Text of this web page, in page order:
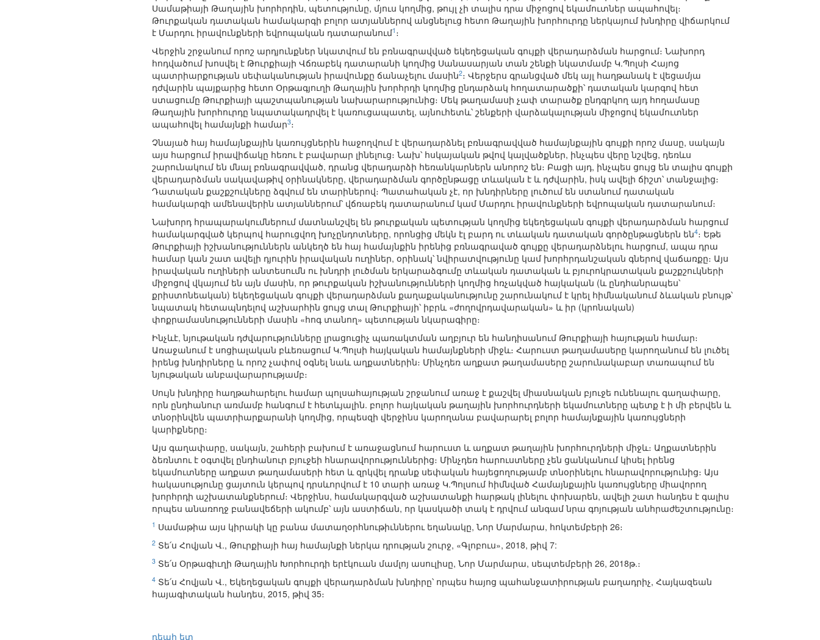
Սամաթիայի Թաղային խորհրդին, պետությունը, մյուս կողմից, թույլ չի տալիս դրա միջոցով եկամուտներ ապահովել։
Թուրքական դատական համակարգի բոլոր ատյաններով անցնելուց հետո Թաղային խորհուրդը ներկայում խնդիրը վիճարկում
է Մարդու իրավունքների եվրոպական դատարանում1 ։
Վերջին շրջանում որոշ արդյունքներ նկատվում են բռնագրավված եկեղեցական գույքի վերադարձման հարցում։ Նախորդ
հոդվածում խոսվել է Թուրքիայի Վճռաբեկ դատարանի կողմից Սանասարյան տան շենքի նկատմամբ Կ.Պոլսի Հայոց
պատրիարքության սեփականության իրավունքը ճանաչելու մասին2։ Վերջերս գրանցված մեկ այլ հաղթանակ է վեցամյա
դժվարին պայքարից հետո Օրթագյուղի Թաղային խորհրդի կողմից ընդարձակ հողատարածքի՝ դատական կարգով հետ
ստացումը Թուրքիայի պաշտպանության նախարարությունից։ Մեկ թաղամասի չափ տարածք ընդգրկող այդ հողամասը
Թաղային խորհուրդը նպատակադրվել է կառուցապատել, այնուհետև՝ շենքերի վարձակալության միջոցով եկամուտներ
ապահովել համայնքի համար3։
Չնայած հայ համայնքային կառույցներին հաջողվում է վերադարձնել բռնագրավված համայնքային գույքի որոշ մասը, սակայն
այս հարցում իրավիճակը հեռու է բավարար լինելուց։ Նախ՝ հսկայական թվով կալվածքներ, ինչպես վերը նշվեց, դեռևս
շարունակում են մնալ բռնագրավված, դրանց վերադարձի հեռանկարներն անորոշ են։ Բացի այդ, ինչպես ցույց են տալիս գույքի
վերադարձման սակավաթիվ օրինակները, վերադարձման գործընթացը տևական է և դժվարին, իսկ ավելի ճիշտ՝ տանջալից։
Դատական քաշքշուկները ձգվում են տարիներով։ Պատահական չէ, որ խնդիրները լուծում են ստանում դատական
համակարգի ամենավերին ատյաններում՝ վճռաբեկ դատարանում կամ Մարդու իրավունքների եվրոպական դատարանում։
Նախորդ հրապարակումներում մատնանշվել են թուրքական պետության կողմից եկեղեցական գույքի վերադարձման հարցում
համակարգված կերպով հարուցվող խոչընդոտները, որոնցից մեկն էլ բարդ ու տևական դատական գործընթացներն են4։ Եթե
Թուրքիայի իշխանություններն անկեղծ են հայ համայնքին իրենից բռնագրաված գույքը վերադարձնելու հարցում, ապա դրա
համար կան շատ ավելի դյուրին իրավական ուղիներ, օրինակ՝ նվիրատվությունը կամ խորհրդանշական գներով վաճառքը։ Այս
իրավական ուղիների անտեսումն ու խնդրի լուծման երկարաձգումը տևական դատական և բյուրոկրատական քաշքշուկների
միջոցով վկայում են այն մասին, որ թուրքական իշխանությունների կողմից հռչակված հայկական (և ընդհանրապես՝
քրիստոնեական) եկեղեցական գույքի վերադարձման քաղաքականությունը շարունակում է կրել հիմնականում ձևական բնույթ՝
նպատակ հետապնդելով աշխարհին ցույց տալ Թուրքիայի՝ իբրև «ժողովրդավարական» և իր (կրոնական)
փոքրամասնությունների մասին «հոգ տանող» պետության նկարագիրը։
Ինչևէ, նյութական դժվարությունները լրացուցիչ պառակտման աղբյուր են հանդիսանում Թուրքիայի հայության համար։
Առաջանում է սոցիալական բևեռացում Կ.Պոլսի հայկական համայնքների միջև։ Հարուստ թաղամասերը կարողանում են լուծել
իրենց խնդիրները և որոշ չափով օգնել նաև աղքատներին։ Մինչդեռ աղքատ թաղամասերը շարունակաբար տառապում են
նյութական անբավարարությամբ։
Սույն խնդիրը հաղթահարելու համար պոլսահայության շրջանում առաջ է քաշվել միասնական բյուջե ունենալու գաղափարը,
որն ընդհանուր առմամբ հանգում է հետևյալին. բոլոր հայկական թաղային խորհուրդների եկամուտները պետք է ի մի բերվեն և
տնօրինվեն պատրիարքարանի կողմից, որպեսզի վերջինս կարողանա բավարարել բոլոր համայնքային կառույցների
կարիքները։
Այս գաղափարը, սակայն, շահերի բախում է առաջացնում հարուստ և աղքատ թաղային խորհուրդների միջև։ Աղքատներին
ձեռնտու է օգտվել ընդհանուր բյուջեի հնարավորություններից։ Մինչդեռ հարուստները չեն ցանկանում կիսել իրենց
եկամուտները աղքատ թաղամասերի հետ և զրկվել դրանք սեփական հայեցողությամբ տնօրինելու հնարավորությունից։ Այս
հակասությունը ցայտուն կերպով դրսևորվում է 10 տարի առաջ Կ.Պոլսում հիմնված Համայնքային կառույցները միավորող
խորհրդի աշխատանքներում։ Վերջինս, համակարգված աշխատանքի հարթակ լինելու փոխարեն, ավելի շատ հանդես է գալիս
որպես անառողջ բանավեճերի ակումբ՝ այն աստիճան, որ կասկածի տակ է դրվում անգամ նրա գոյության անհրաժեշտությունը։
1 Սամաթիա այս կիրակի կը բանա մատաղօրհնութիւններու եղանակը, Նոր Մարմարա, հոկտեմբերի 26։
2 Տե՛ս Հովյան Վ., Թուրքիայի հայ համայնքի ներկա դրության շուրջ, «Գլոբուս», 2018, թիվ 7:
3 Տե՛ս Օրթագիւղի Թաղային Խորհուրդի երէկուան մամլոյ ասուլիսը, Նոր Մարմարա, սեպտեմբերի 26, 2018թ.։
4 Տե՛ս Հովյան Վ., Եկեղեցական գույքի վերադարձման խնդիրը՝ որպես հայոց պահանջատիրության բաղադրիչ, Հայկազեան
հայագիտական հանդես, 2015, թիվ 35։
դեպի ետ